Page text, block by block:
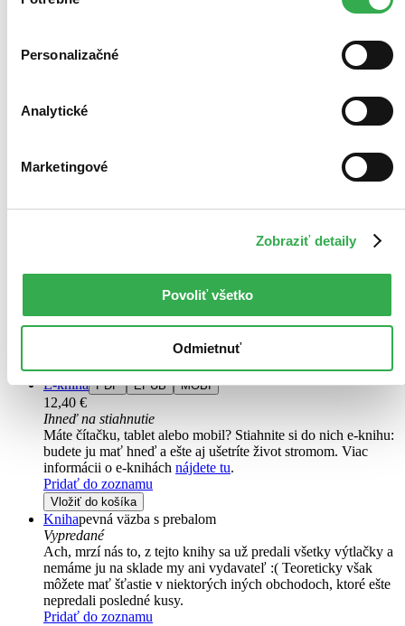
Personalizačné
Analytické
Marketingové
Zobraziť detaily
Povoliť všetko
Odmietnuť
CZ
2. diel sérieLetopisy Pozůstalých
Druhý díl Falešného polibku. V zajetí barbarského krále mají Lia a
Rafe jen malou šanci na útěk. Jejich jedinou nadějí je spoléhat na to,
E-kniha PDF EPUB MOBI
12,40 €
Ihneď na stiahnutie
Máte čítačku, tablet alebo mobil? Stiahnite si do nich e-knihu:
budete ju mať hneď a ešte aj ušetríte život stromom. Viac
informácii o e-knihách nájdete tu.
Pridať do zoznamu
Vložiť do košíka
Knihapevná väzba s prebalom
Vypredané
Ach, mrzí nás to, z tejto knihy sa už predali všetky výtlačky a
nemáme ju na sklade my ani vydavateľ :( Teoreticky však
môžete mať šťastie v niektorých iných obchodoch, ktoré ešte
nepredali posledné kusy.
Pridať do zoznamu